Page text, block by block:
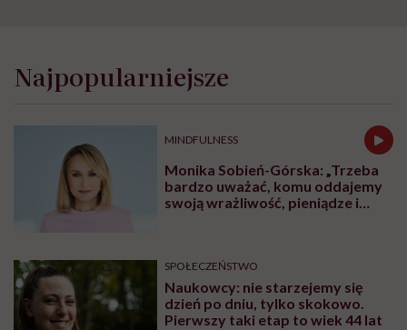
Najpopularniejsze
MINDFULNESS
Monika Sobień-Górska: „Trzeba
bardzo uważać, komu oddajemy
swoją wrażliwość, pieniądze i
SPOŁECZEŃSTWO
Naukowcy: nie starzejemy się
dzień po dniu, tylko skokowo.
Pierwszy taki etap to wiek 44 lat